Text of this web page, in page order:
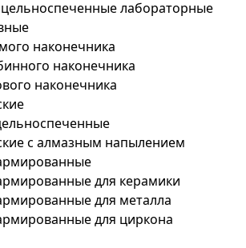
лабораторные
наконечника
наконечника
наконечника
с алмазным напылением
для керамики
для металла
для циркона